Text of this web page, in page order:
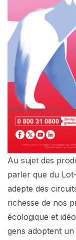
Au sujet des
parler que du
adepte des
richesse de nos
écologique et
gens adoptent